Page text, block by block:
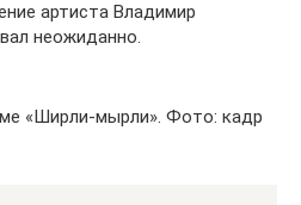
артиста Владимир
неожиданно.
«Ширли-мырли». Фото: кадр